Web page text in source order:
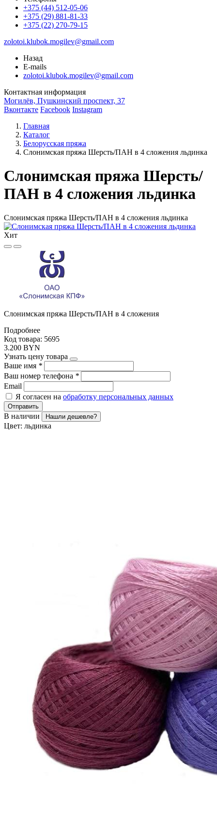
+375 (44) 512-05-06
+375 (29) 881-81-33
+375 (22) 270-79-15
zolotoi.klubok.mogilev@gmail.com
Назад
E-mails
zolotoi.klubok.mogilev@gmail.com
Контактная информация
Могилёв, Пушкинский проспект, 37
Вконтакте Facebook Instagram
Главная
Каталог
Белорусская пряжа
Слонимская пряжа Шерсть/ПАН в 4 сложения льдинка
Слонимская пряжа Шерсть/
ПАН в 4 сложения льдинка
Слонимская пряжа Шерсть/ПАН в 4 сложения льдинка
Хит
Слонимская пряжа Шерсть/ПАН в 4 сложения
Подробнее
Код товара: 5695
3.200 BYN
Узнать цену товара
Ваше имя *
Ваш номер телефона *
Email
Я согласен на обработку персональных данных
Отправить
В наличии Нашли дешевле?
Цвет: льдинка